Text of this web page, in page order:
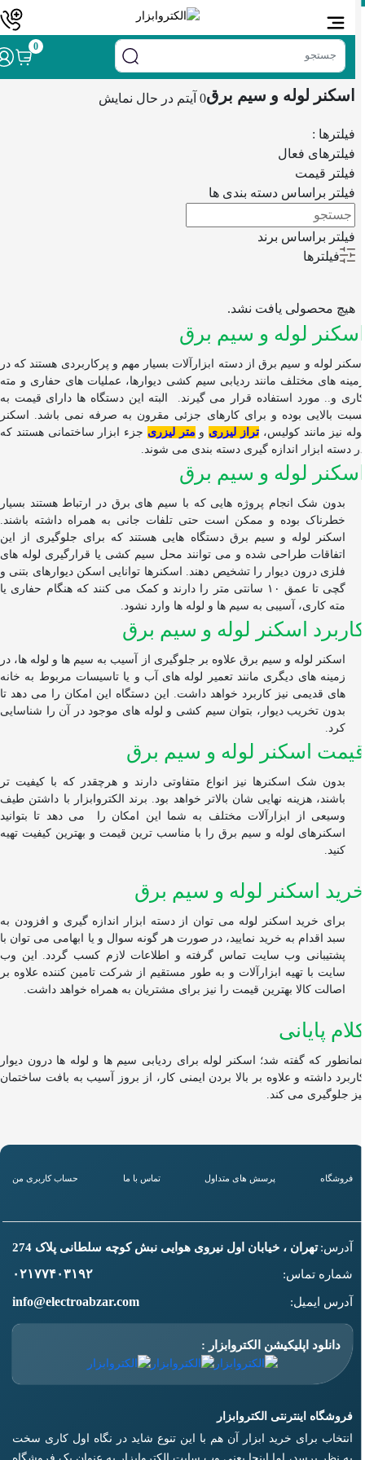
خانه/ابزار اندازه‌گیری/ اسکنر لوله و سیم برق
اسکنر لوله و سیم برق0 آیتم در حال نمایش
فیلترها :
فیلترهای فعال
فیلتر قیمت
فیلتر براساس دسته بندی ها
فیلتر براساس برند
فیلترها
هیچ محصولی یافت نشد.
لوله و سیم برق
لوله و سیم برق از دسته ابزارآلات بسیار مهم و پرکاربردی هستند که در
های مختلف مانند ردیابی سیم کشی دیوارها، عملیات های حفاری و مته
و.. مورد استفاده قرار می گیرند.
البته این دستگاه ها دارای قیمت به
بالایی بوده و برای کارهای جزئی مقرون به صرفه نمی باشد. اسکنر
نیز مانند کولیس،تراز لیزری و متر لیزری جزء ابزار ساختمانی هستند که
دسته ابزار اندازه گیری دسته بندی می شوند.
لوله و سیم برق
بدون شک انجام پروژه هایی که با سیم های برق در ارتباط هستند بسیار
خطرناک بوده و ممکن است حتی تلفات جانی به همراه داشته باشند.
اسکنر لوله و سیم برق دستگاه هایی هستند که برای جلوگیری از این
اتفاقات طراحی شده و می توانند محل سیم کشی یا قرارگیری لوله های
فلزی درون دیوار را تشخیص دهند. اسکنرها توانایی اسکن دیوارهای بتنی و
گچی تا عمق۱۰ سانتی متر را دارند و کمک می کنند که هنگام حفاری یا
مته کاری، آسیبی به سیم ها و لوله ها وارد نشود.
اسکنر لوله و سیم برق
اسکنر لوله و سیم برق علاوه بر جلوگیری از آسیب به سیم ها و لوله ها، در
زمینه های دیگری مانند تعمیر لوله های آب و یا تاسیسات مربوط به خانه
های قدیمی نیز کاربرد خواهد داشت. این دستگاه این امکان را می دهد تا
بدون تخریب دیوار، بتوان سیم کشی و لوله های موجود در آن را شناسایی
کرد.
اسکنر لوله و سیم برق
بدون شک اسکنرها نیز انواع متفاوتی دارند و هرچقدر که با کیفیت تر
باشند، هزینه نهایی شان بالاتر خواهد بود. برند الکتروابزار با داشتن طیف
وسیعی از ابزارآلات مختلف به شما این امکان را
می دهد تا بتوانید
اسکنرهای لوله و سیم برق را با مناسب ترین قیمت و بهترین کیفیت تهیه
کنید.
اسکنر لوله و سیم برق
برای خرید اسکنر لوله می توان از دسته ابزار اندازه گیری و افزودن به
سبد اقدام به خرید نمایید، در صورت هر گونه سوال و یا ابهامی می توان با
پشتیبانی وب سایت تماس گرفته و اطلاعات لازم کسب گردد. این وب
سایت با تهیه ابزارآلات و به طور مستقیم از شرکت تامین کننده علاوه بر
اصالت کالا بهترین قیمت را نیز برای مشتریان به همراه خواهد داشت.
پایانی
که گفته شد؛ اسکنر لوله برای ردیابی سیم ها و لوله ها درون دیوار
داشته و علاوه بر بالا بردن ایمنی کار، از بروز آسیب به بافت ساختمان
جلوگیری می کند.
فروشگاه پرسش های متداول تماس با ما حساب کاربری من
آدرس: تهران ، خیابان اول نیروی هوایی نبش کوچه سلطانی پلاک 274
شماره تماس: ۰۲۱۷۷۴۰۳۱۹۲
آدرس ایمیل: info@electroabzar.com
دانلود اپلیکیشن الکتروابزار :
فروشگاه اینترنتی الکتروابزار
انتخاب برای خرید ابزار آن هم با این تنوع شاید در نگاه اول کاری سخت